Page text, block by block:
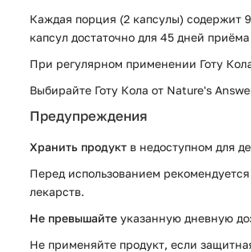
Каждая порция (2 капсулы) содержит
капсул достаточно для 45 дней
При регулярном применении Готу
Выбирайте Готу Кола от Nature's
Предупреждения
Хранить продукт в недоступном для
Перед использованием
лекарств.
Не превышайте указанную дневную
Не применяйте продукт, если